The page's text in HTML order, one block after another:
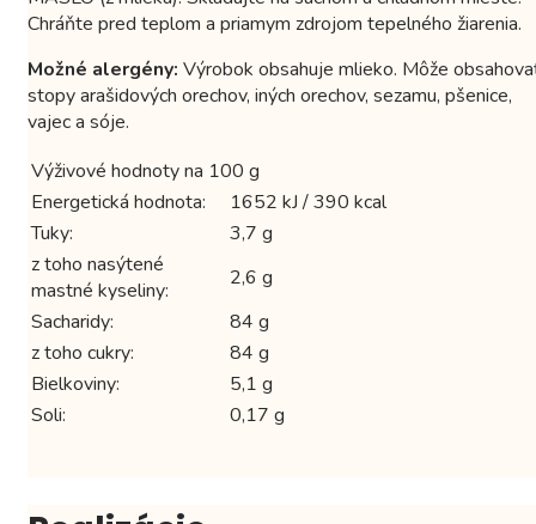
Chráňte pred teplom a priamym zdrojom tepelného žiarenia.
Možné alergény: Výrobok obsahuje mlieko. Môže
stopy arašidových orechov, iných orechov, sezamu, pšenice,
vajec a sóje.
Výživové hodnoty na 100 g
Energetická hodnota:
1652 kJ / 390 kcal
Tuky:
3,7 g
z toho nasýtené
mastné kyseliny:
2,6 g
Sacharidy:
84 g
z toho cukry:
84 g
Bielkoviny:
5,1 g
Soli:
0,17 g